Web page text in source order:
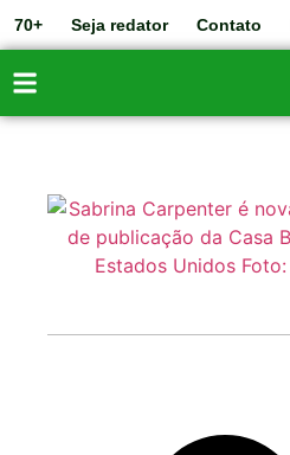
70+ Seja redator Contato